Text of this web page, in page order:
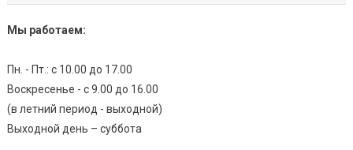
Мы работаем:
Пн. - Пт.: с 10.00 до 17.00
Воскресенье - с 9.00 до 16.00
(в летний период - выходной)
Выходной день – суббота